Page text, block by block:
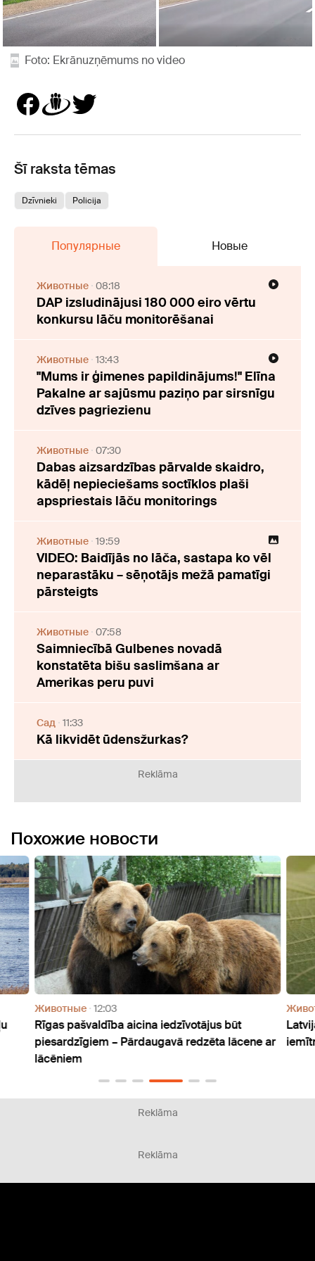
Foto: Ekrānuzņēmums no video
Šī raksta tēmas
Dzīvnieki Policija
Популярные Новые
Животные 08:18
DAP izsludinājusi 180 000 eiro vērtu
konkursu lāču monitorēšanai
Животные 13:43
"Mums ir ģimenes papildinājums!" Elīna
Pakalne ar sajūsmu paziņo par sirsnīgu
dzīves pagriezienu
Животные 07:30
Dabas aizsardzības pārvalde skaidro,
kādēļ nepieciešams soctīklos plaši
apspriestais lāču monitorings
Животные 19:59
VIDEO: Baidījās no lāča, sastapa ko vēl
neparastāku – sēņotājs mežā pamatīgi
pārsteigts
Животные 07:58
Saimniecībā Gulbenes novadā
konstatēta bišu saslimšana ar
Amerikas peru puvi
Cад 11:33
Kā likvidēt ūdensžurkas?
Reklāma
Похожие новости
Животные 12:03
Rīgas pašvaldība aicina iedzīvotājus būt
piesardzīgiem – Pārdaugavā redzēta lācene ar
lācēniem
Reklāma
Reklāma